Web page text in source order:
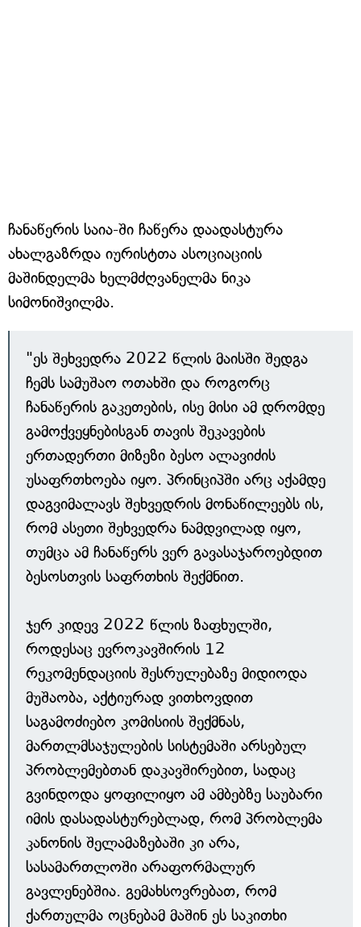
ჩანაწერის საია-ში ჩაწერა დაადასტურა
ახალგაზრდა იურისტთა ასოციაციის
მაშინდელმა ხელმძღვანელმა ნიკა
სიმონიშვილმა.
"ეს შეხვედრა 2022 წლის მაისში შედგა
ჩემს სამუშაო ოთახში და როგორც
ჩანაწერის გაკეთების, ისე მისი ამ დრომდე
გამოქვეყნებისგან თავის შეკავების
ერთადერთი მიზეზი ბესო ალავიძის
უსაფრთხოება იყო. პრინციპში არც აქამდე
დაგვიმალავს შეხვედრის მონაწილეებს ის,
რომ ასეთი შეხვედრა ნამდვილად იყო,
თუმცა ამ ჩანაწერს ვერ გავასაჯაროებდით
ბესოსთვის საფრთხის შექმნით.
ჯერ კიდევ 2022 წლის ზაფხულში,
როდესაც ევროკავშირის 12
რეკომენდაციის შესრულებაზე მიდიოდა
მუშაობა, აქტიურად ვითხოვდით
საგამოძიებო კომისიის შექმნას,
მართლმსაჯულების სისტემაში არსებულ
პრობლემებთან დაკავშირებით, სადაც
გვინდოდა ყოფილიყო ამ ამბებზე საუბარი
იმის დასადასტურებლად, რომ პრობლემა
კანონის შელამაზებაში კი არა,
სასამართლოში არაფორმალურ
გავლენებშია. გემახსოვრებათ, რომ
ქართულმა ოცნებამ მაშინ ეს საკითხი